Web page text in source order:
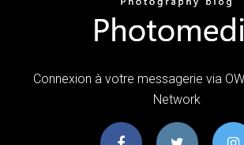
Connexion à votre messagerie via
Network